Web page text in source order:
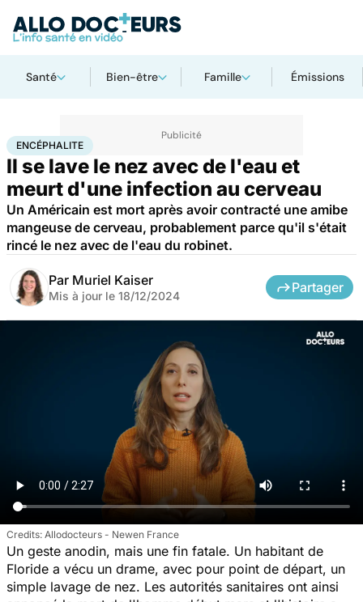
Santé Bien-être Famille Émissions
AccueilSantéMaladies Maladies infectieuses
ENCÉPHALITE
Il se lave le nez avec de l'eau et
meurt d'une infection au cerveau
Un Américain est mort après avoir contracté une amibe
mangeuse de cerveau, probablement parce qu'il s'était
rincé le nez avec de l'eau du robinet.
Par Muriel Kaiser
Mis à jour le 18/12/2024
Partager
Allodocteurs - Newen France
Un geste anodin, mais une fin fatale. Un habitant de
Floride a vécu un drame, avec pour point de départ, un
simple lavage de nez. Les autorités sanitaires ont ainsi